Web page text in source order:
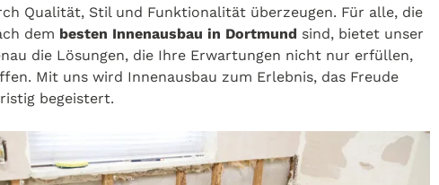
Qualität, Stil und Funktionalität überzeugen. Für alle, die
dem besten Innenausbau in Dortmund sind, bietet unser
die Lösungen, die Ihre Erwartungen nicht nur erfüllen,
Mit uns wird Innenausbau zum Erlebnis, das Freude
begeistert.